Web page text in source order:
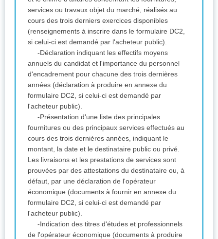
services ou travaux objet du marché, réalisés au
cours des trois derniers exercices disponibles
(renseignements à inscrire dans le formulaire DC2,
si celui-ci est demandé par l'acheteur public).
-Déclaration indiquant les effectifs moyens
annuels du candidat et l'importance du personnel
d'encadrement pour chacune des trois dernières
années (déclaration à produire en annexe du
formulaire DC2, si celui-ci est demandé par
l'acheteur public).
-Présentation d'une liste des principales
fournitures ou des principaux services effectués au
cours des trois dernières années, indiquant le
montant, la date et le destinataire public ou privé.
Les livraisons et les prestations de services sont
prouvées par des attestations du destinataire ou, à
défaut, par une déclaration de l'opérateur
économique (documents à fournir en annexe du
formulaire DC2, si celui-ci est demandé par
l'acheteur public).
-Indication des titres d'études et professionnels
de l'opérateur économique (documents à produire